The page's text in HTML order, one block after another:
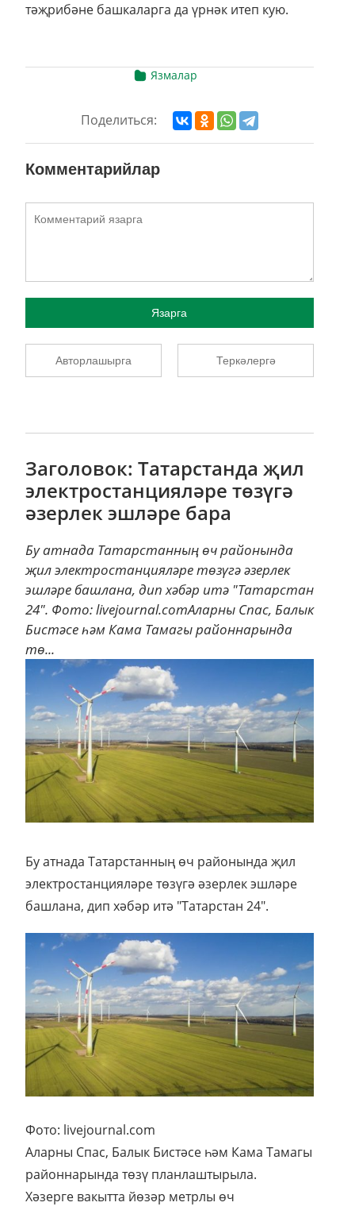
тәҗрибәне башкаларга да үрнәк итеп кую.
Язмалар
Поделиться:
Комментарийлар
Язарга
Авторлашырга Теркәлергә
Заголовок: Татарстанда җил
электростанцияләре төзүгә
әзерлек эшләре бара
Бу атнада Татарстанның өч районында
җил электростанцияләре төзүгә әзерлек
эшләре башлана, дип хәбәр итә "Татарстан
24". Фото: livejournal.comАларны Спас, Балык
Бистәсе һәм Кама Тамагы районнарында
тө...
Бу атнада Татарстанның өч районында җил
электростанцияләре төзүгә әзерлек эшләре
башлана, дип хәбәр итә "Татарстан 24".
Фото: livejournal.com
Аларны Спас, Балык Бистәсе һәм Кама Тамагы
районнарында төзү планлаштырыла.
Хәзерге вакытта йөзәр метрлы өч